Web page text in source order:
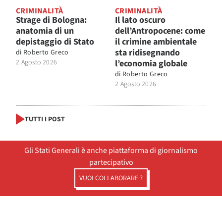
CRIMINALITÀ
Strage di Bologna:
anatomia di un
depistaggio di Stato
di Roberto Greco
2 Agosto 2026
CRIMINALITÀ
Il lato oscuro
dell’Antropocene: come
il crimine ambientale
sta ridisegnando
l’economia globale
di Roberto Greco
2 Agosto 2026
TUTTI I POST
Gli Stati Generali è anche piattaforma di giornalismo
partecipativo
VUOI COLLABORARE ?